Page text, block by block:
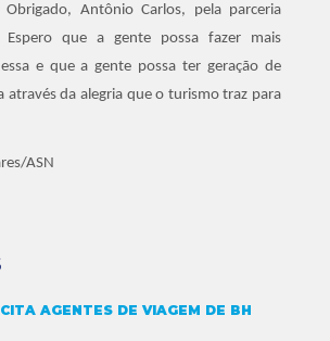
Obrigado, Antônio Carlos, pela parceria
que a gente possa fazer mais
e que a gente possa ter geração de
através da alegria que o turismo traz para
ASN
AGENTES DE VIAGEM DE BH